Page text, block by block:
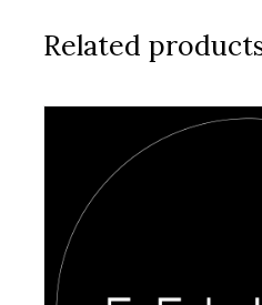
Related